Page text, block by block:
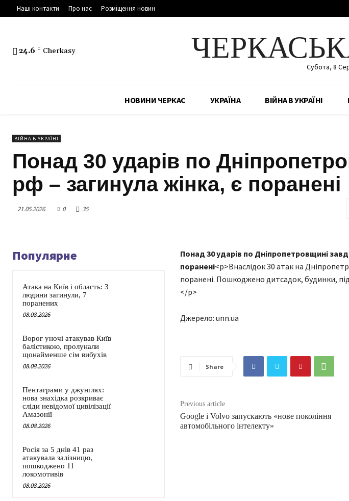
Наші контакти Про нас Розміщення новин
24.6 C Cherkasy
Субота, 8
НОВИНИ ЧЕРКАС УКРАЇНА ВІЙНА В УКРАЇНІ
ВІЙНА В УКРАЇНІ
Понад 30 ударів по
рф – загинула жінка, є поранені
21.05.2026 0 35
Популярне
Атака на Київ і область: 3
людини загинули, 7
поранених
08.08.2026
Ворог уночі атакував Київ
балістикою, пролунали
щонайменше сім вибухів
08.08.2026
Пентаграми у джунглях:
нова знахідка розкриває
сліди невідомої цивілізації
Амазонії
08.08.2026
Росія за 5 днів 41 раз
атакувала залізницю,
пошкоджено 11
локомотивів
08.08.2026
Понад 30 ударів по Дніпропетровщині
поранені<p>Внаслідок 30 атак на
поранені. Пошкоджено дитсадок, будинки,
</p>
Джерело: unn.ua
Share
Previous article
Google і Volvo запускають «нове покоління
автомобільного інтелекту»